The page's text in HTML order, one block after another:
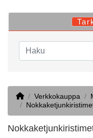
HomeVerkkokauppa